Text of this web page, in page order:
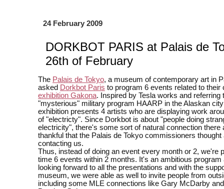
24 February 2009
DORKBOT PARIS at Palais de
26th of February
The Palais de Tokyo, a museum of contemporary art in
asked Dorkbot Paris to program 6 events related to their
exhibition Gakona. Inspired by Tesla works and referring
"mysterious" military program HAARP in the Alaskan
exhibition presents 4 artists who are displaying work
of "electricty". Since Dorkbot is about "people doing
electricity", there's some sort of natural connection there
thankful that the Palais de Tokyo commissioners thought
contacting us.
Thus, instead of doing an event every month or 2, we're
time 6 events within 2 months. It's an ambitious program
looking forward to all the presentations and with the
museum, we were able as well to invite people from
including some MLE connections like Gary McDarby